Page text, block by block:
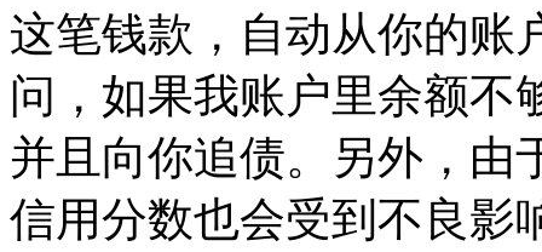
这笔钱款，自动从你的账
问，如果我账户里余额不
并且向你追债。另外，由
信用分数也会受到不良影